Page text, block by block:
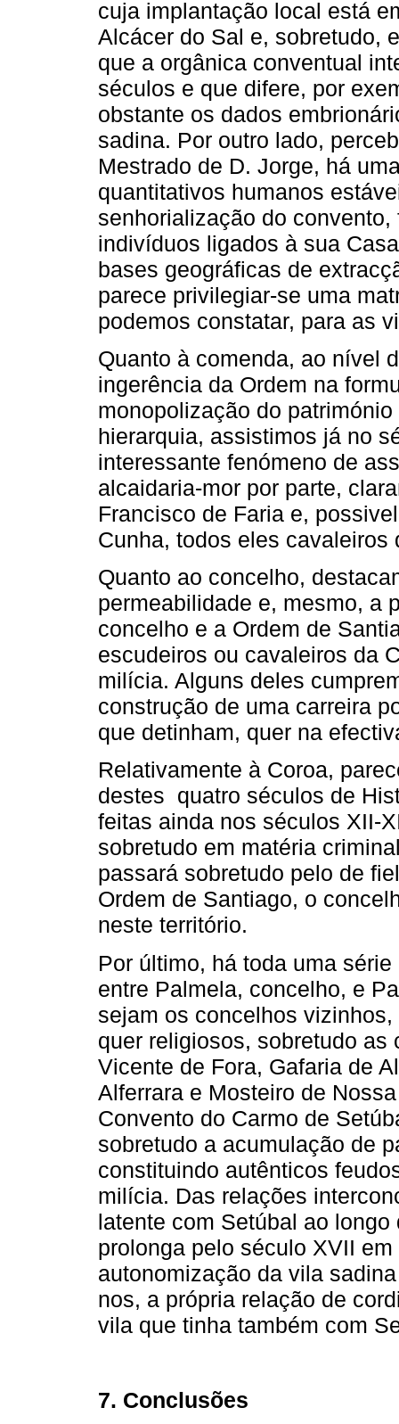
cuja implantação local está
Alcácer do Sal e, sobretudo,
que a orgânica conventual
séculos e que difere, por
obstante os dados
sadina. Por outro lado,
Mestrado de D. Jorge, há
quantitativos humanos
senhorialização do
indivíduos ligados à sua
bases geográficas de
parece privilegiar-se uma
podemos constatar, para as
Quanto à comenda, ao nível
ingerência da Ordem na
monopolização do
hierarquia, assistimos já no
interessante fenómeno de
alcaidaria-mor por parte,
Francisco de Faria e,
Cunha, todos eles cavaleiros
Quanto ao concelho,
permeabilidade e, mesmo, a
concelho e a Ordem de
escudeiros ou cavaleiros da
milícia. Alguns deles
construção de uma carreira
que detinham, quer na
Relativamente à Coroa,
destes quatro séculos de
feitas ainda nos séculos XII-
sobretudo em matéria
passará sobretudo pelo de
Ordem de Santiago, o
neste território.
Por último, há toda uma
entre Palmela, concelho, e
sejam os concelhos
quer religiosos, sobretudo
Vicente de Fora, Gafaria de
Alferrara e Mosteiro de
Convento do Carmo de
sobretudo a acumulação de
constituindo autênticos
milícia. Das relações
latente com Setúbal ao
prolonga pelo século XVII
autonomização da vila
nos, a própria relação de
vila que tinha também com
7. Conclusões